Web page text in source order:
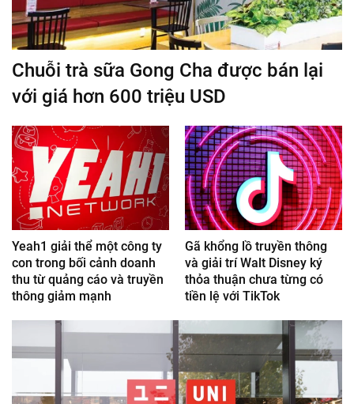
Chuỗi trà sữa Gong Cha được bán lại
với giá hơn 600 triệu USD
Yeah1 giải thể một công ty
con trong bối cảnh doanh
thu từ quảng cáo và truyền
thông giảm mạnh
Gã khổng lồ truyền thông
và giải trí Walt Disney ký
thỏa thuận chưa từng có
tiền lệ với TikTok